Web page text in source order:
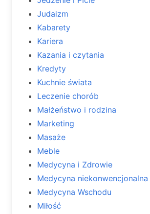
Judaizm
Kabarety
Kariera
Kazania i czytania
Kredyty
Kuchnie świata
Leczenie chorób
Małżeństwo i rodzina
Marketing
Masaże
Meble
Medycyna i Zdrowie
Medycyna niekonwencjonalna
Medycyna Wschodu
Miłość